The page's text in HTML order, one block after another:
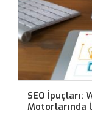
SEO İpuçları:
Motorlarında